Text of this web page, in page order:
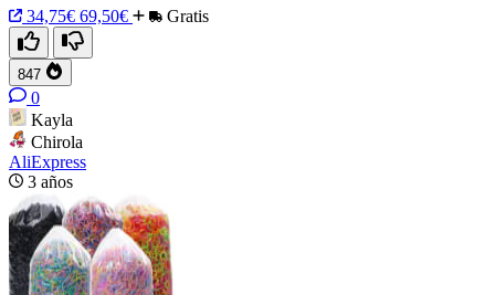
34,75€ 69,50€ Gratis
847
0
Kayla
Chirola
AliExpress
3 años